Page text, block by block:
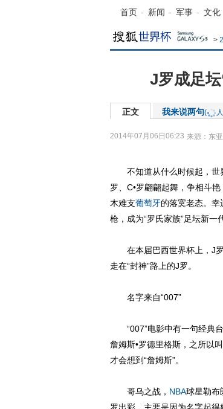
首页 - 新闻 - 军事 - 文化
>
J罗成足
正文 我来说两句(
2014年07月06日06:23 来源： 东
不知道从什么时候起，世
罗、C•罗翩翩起舞，争相斗
木难支葡萄牙的落寞老态。幸
枪，成为“罗氏家族”足坛新一
在本届巴西世界杯上，J罗
走在“封神”路上的J罗。
名字来自“007”
“007”电影中有一句经典台
詹姆斯•罗德里格斯，之所以
才会想到“詹姆斯”。
哥乌之战， NBA球星勒布